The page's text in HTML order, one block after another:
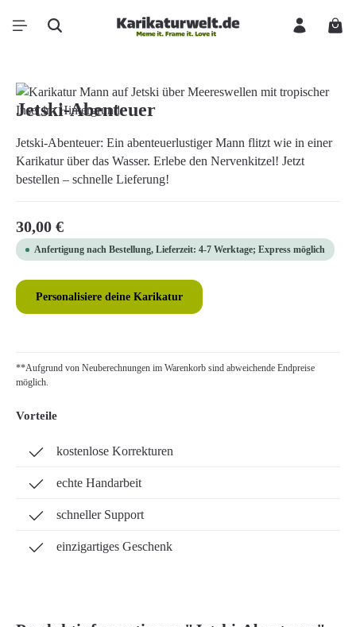
Zum Hauptinhalt springen
Bildergalerie überspringen
Jetski-Abenteuer
Jetski-Abenteuer: Ein abenteuerlustiger Mann flitzt wie in einer
Karikatur über das Wasser. Erlebe den Nervenkitzel! Jetzt
bestellen – schnelle Lieferung!
Regulärer Preis:
30,00 €
Anfertigung nach Bestellung, Lieferzeit: 4-7 Werktage; Express möglich
Personalisiere deine Karikatur
**Aufgrund von Neuberechnungen im Warenkorb sind abweichende Endpreise
möglich.
Vorteile
kostenlose Korrekturen
echte Handarbeit
schneller Support
einzigartiges Geschenk